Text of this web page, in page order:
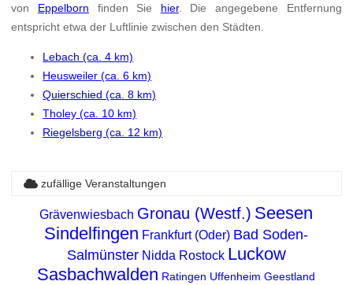
von Eppelborn finden Sie hier. Die angegebene Entfernung
entspricht etwa der Luftlinie zwischen den Städten.
Lebach (ca. 4 km)
Heusweiler (ca. 6 km)
Quierschied (ca. 8 km)
Tholey (ca. 10 km)
Riegelsberg (ca. 12 km)
zufällige Veranstaltungen
Grävenwiesbach Gronau (Westf.) Seesen
Sindelfingen Frankfurt (Oder) Bad Soden-
Salmünster Nidda Rostock Luckow
Sasbachwalden Ratingen Uffenheim Geestland